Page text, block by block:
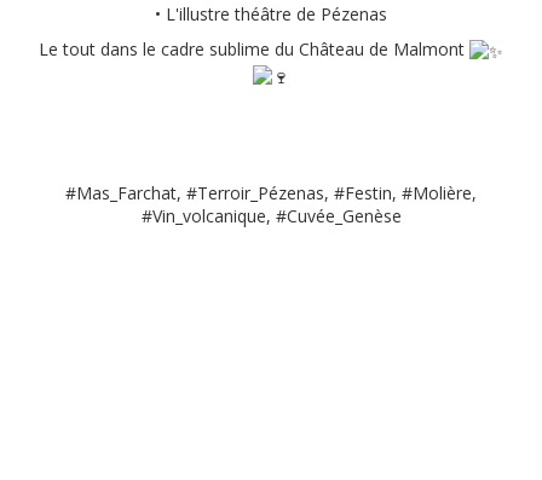
• L'illustre théâtre de Pézenas
Le tout dans le cadre sublime du Château de Malmont
#Mas_Farchat, #Terroir_Pézenas, #Festin, #Molière,
#Vin_volcanique, #Cuvée_Genèse